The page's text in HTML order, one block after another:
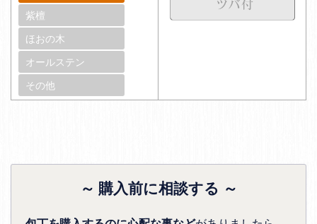
紫檀
ほおの木
オールステン
その他
～ 購入前に相談する ～